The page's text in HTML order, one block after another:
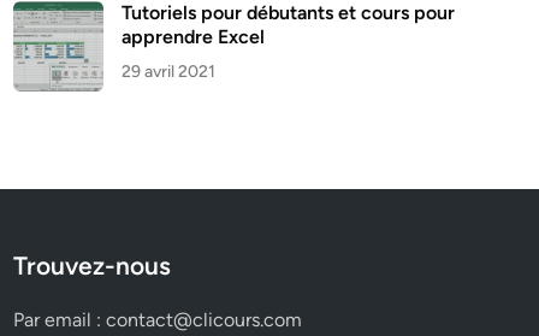
Tutoriels pour débutants et cours pour
apprendre Excel
29 avril 2021
Trouvez-nous
Par email :contact@clicours.com